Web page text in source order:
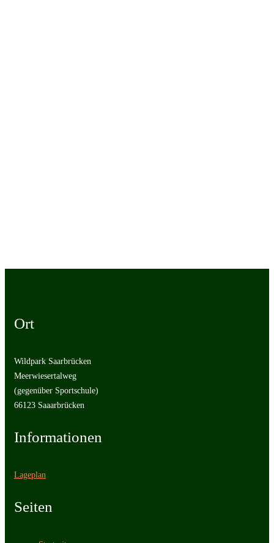
Ort
Wildpark Saarbrücken
Meerwiesertalweg
(gegenüber Sportschule)
66123 Saaarbrücken
Informationen
Lageplan
Seiten